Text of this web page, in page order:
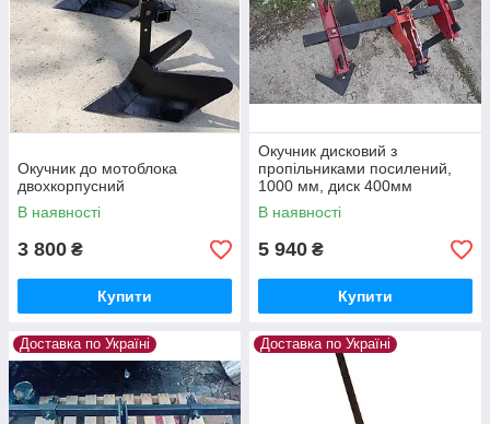
Окучник до мотоблока
двохкорпусний
В наявності
3 800 ₴
Купити
Окучник дисковий з
пропільниками посилений,
1000 мм, диск 400мм
В наявності
5 940 ₴
Купити
Доставка по Україні Доставка по Україні